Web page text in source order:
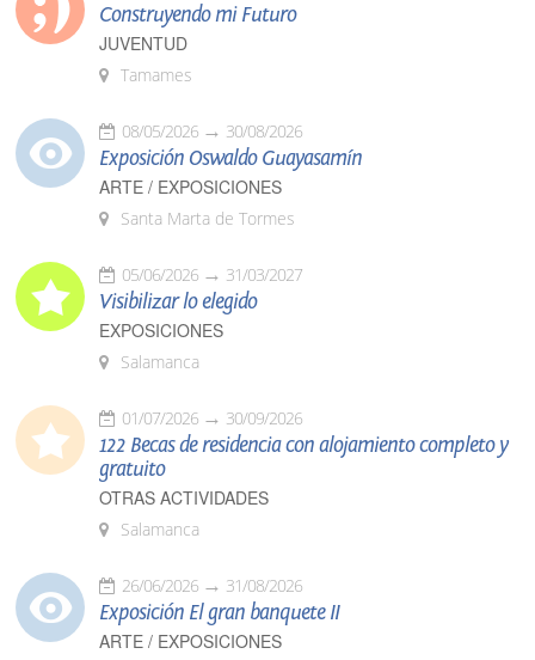
Construyendo mi Futuro
JUVENTUD
Tamames
08/05/2026 30/08/2026
Exposición Oswaldo Guayasamín
ARTE / EXPOSICIONES
Santa Marta de Tormes
05/06/2026 31/03/2027
Visibilizar lo elegido
EXPOSICIONES
Salamanca
01/07/2026 30/09/2026
122 Becas de residencia con alojamiento completo y
gratuito
OTRAS ACTIVIDADES
Salamanca
26/06/2026 31/08/2026
Exposición El gran banquete II
ARTE / EXPOSICIONES